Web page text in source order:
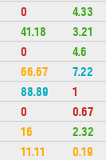
0 4.33
41.18 3.21
0 4.6
66.67 7.22
88.89 1
0 0.67
16 2.32
11.11 0.19